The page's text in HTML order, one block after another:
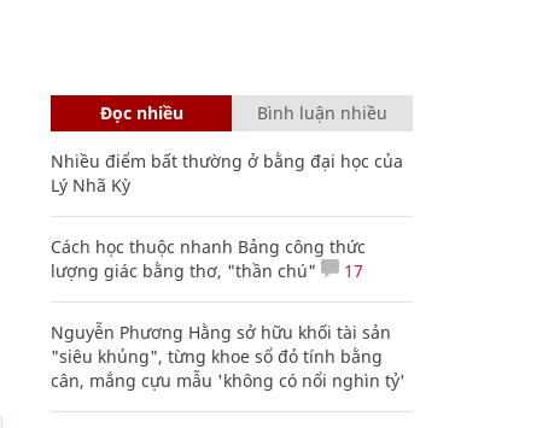
Đọc nhiều Bình luận nhiều
Nhiều điểm bất thường ở bằng đại học của
Lý Nhã Kỳ
Cách học thuộc nhanh Bảng công thức
lượng giác bằng thơ, "thần chú"
17
Nguyễn Phương Hằng sở hữu khối tài sản
"siêu khủng", từng khoe sổ đỏ tính bằng
cân, mắng cựu mẫu 'không có nổi nghìn tỷ'